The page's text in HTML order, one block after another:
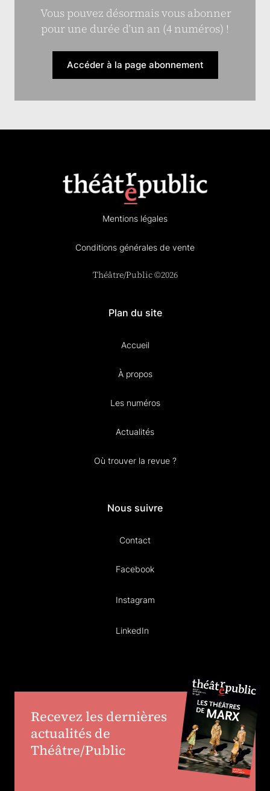
Vous pouvez désormais vous abonner
pour une durée d’un an (4 numéros) !
Accéder à la page abonnement
Mentions légales
Conditions générales de vente
Théâtre/Public ©2026
Plan du site
Accueil
À propos
Les numéros
Actualités
Où trouver la revue ?
Nous suivre
Contact
Facebook
Instagram
LinkedIn
Recevez les dernières
actualités de
Théâtre/Public